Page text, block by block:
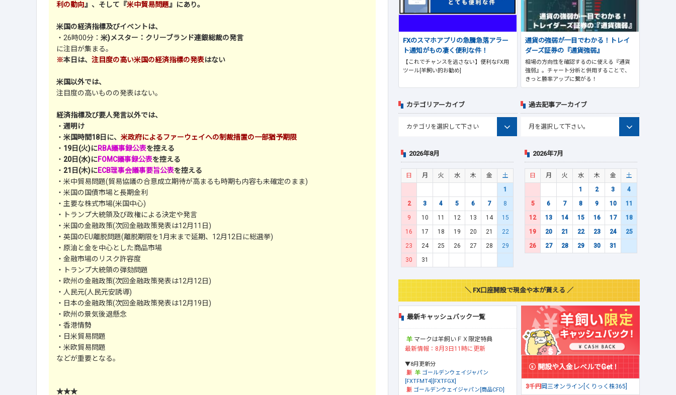
利の動向』、そして『米中貿易問題』にあり。
米国の経済指標及びイベントは、
・26時00分： 米)メスター：クリーブランド連銀総裁の発言
に注目が集まる。
※本日は、 注目度の高い米国の経済指標の発表はない
米国以外では、
注目度の高いものの発表はない。
経済指標及び要人発言以外では、
・ 週明け
・ 米国時間18日に、 米政府によるファーウェイへの制裁措置の一部猶予期限
・ 19日(火)にRBA議事録公表を控える
・ 20日(水)にFOMC議事録公表を控える
・ 21日(木)にECB理事会議事要旨公表を控える
・米中貿易問題(貿易協議の合意成立期待が高まるも時期も内容も未確定のまま)
・米国の国債市場と長期金利
・主要な株式市場(米国中心)
・トランプ大統領及び政権による決定や発言
・米国の金融政策(次回金融政策発表は12月11日)
・英国のEU離脱問題(離脱期限を1月末まで延期、12月12日に総選挙)
・原油と金を中心とした商品市場
・金融市場のリスク許容度
・トランプ大統領の弾劾問題
・欧州の金融政策(次回金融政策発表は12月12日)
・人民元(人民元安誘導)
・日本の金融政策(次回金融政策発表は12月19日)
・欧州の景気後退懸念
・香港情勢
・日米貿易問題
・米欧貿易問題
などが重要となる。
★★★
FXのスマホアプリの急騰急落アラー
ト通知がもの凄く便利な件！
【これでチャンスを逃さない】便利なFX用
ツール[羊飼い的お勧め]
通貨の強弱が一目でわかる！トレイ
ダーズ証券の『通貨強弱』
相場の方向性を確認するのに使える『通貨
強弱』。チャート分析と併用することで、
きっと勝率アップに繋がる！
カテゴリアーカイブ 過去記事アーカイブ
2026年8月
日 月 火 水 木 金
土
1
2
3 4 5 6 7
8
9
10 11 12 13 14
15
16
17 18 19 20 21
22
23
24 25 26 27 28
29
30
31
2026年7月
日 月 火 水 木 金
土
1
2 3
4
5
6 7 8 9 10
11
12
13 14 15 16 17
18
19
20 21 22 23 24
25
26
27 28 29 30 31
＼ FX口座開設で現金や本が貰える ／
最新キャッシュバック一覧
マークは羊飼いＦＸ限定特典
最新情報：8月3日11時に更新
▼8月更新分
ゴールデンウェイジャパン
[FXTFMT4][FXTFGX]
ゴールデンウェイジャパン[商品CFD]
開設や入金レベルでGet！
3千円岡三オンライン[くりっく株365]